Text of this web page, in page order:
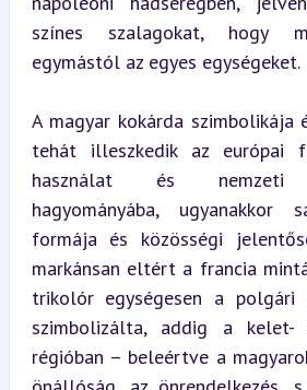
színes szalagokat, hogy
egymástól az egyes egységeket.
A magyar kokárda szimbolikája
tehát illeszkedik az európai
használat és nemzeti
hagyományába, ugyanakkor
formája és közösségi
markánsan eltért a francia
trikolór egységesen a polgári
szimbolizálta, addig a kelet-
régióban – beleértve a